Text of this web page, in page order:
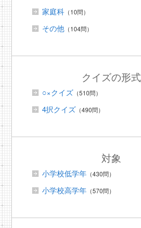
家庭科（10問）
その他（104問）
クイズの形式
○×クイズ（510問）
4択クイズ（490問）
対象
小学校低学年（430問）
小学校高学年（570問）